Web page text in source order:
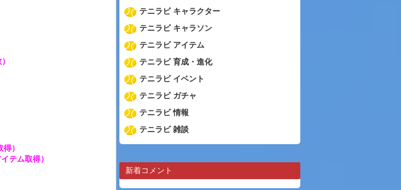
得）
イテム取得）
テニラビ キャラクター
テニラビ キャラソン
テニラビ アイテム
テニラビ 育成・進化
テニラビ イベント
テニラビ ガチャ
テニラビ 情報
テニラビ 雑談
新着コメント